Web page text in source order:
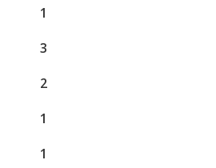
1
3
2
1
1